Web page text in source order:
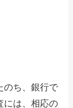
のち、銀行で
には、相応の